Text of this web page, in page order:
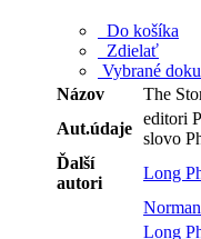
Do košíka
Zdielať
Vybrané
Názov
The
Aut.údaje
editori
slovo
Ďalší
autori
Long
Long